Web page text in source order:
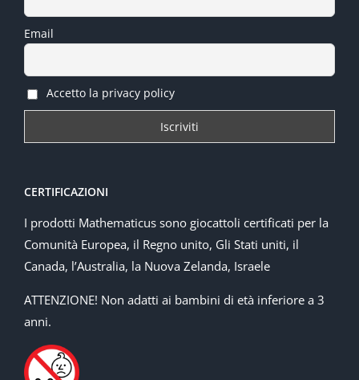
Email
Accetto la privacy policy
CERTIFICAZIONI
I prodotti Mathematicus sono giocattoli certificati per la
Comunità Europea, il Regno unito, Gli Stati uniti, il
Canada, l’Australia, la Nuova Zelanda, Israele
ATTENZIONE! Non adatti ai bambini di età inferiore a 3
anni.